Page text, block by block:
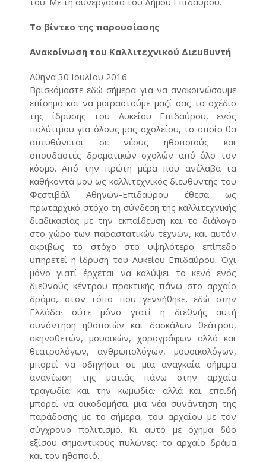
Το βίντεο της παρουσίασης
Ανακοίνωση του Καλλιτεχνικού Διευθυντή
Αθήνα 30 Ιουλίου 2016
Βρισκόμαστε εδώ σήμερα για να ανακοινώσουμε
επίσημα και να μοιραστούμε μαζί σας το σχέδιο
της ίδρυσης του Λυκείου Επιδαύρου, ενός
πολύτιμου για όλους μας σχολείου, το οποίο θα
απευθύνεται σε νέους ηθοποιούς και
σπουδαστές δραματικών σχολών από όλο τον
κόσμο. Από την πρώτη μέρα που ανέλαβα τα
καθήκοντά μου ως καλλιτεχνικός διευθυντής του
Φεστιβάλ Αθηνών-Επιδαύρου έθεσα ως
πρωταρχικό στόχο τη σύνδεση της καλλιτεχνικής
διαδικασίας με την εκπαίδευση και το διάλογο
στο χώρο των παραστατικών τεχνών, και αυτόν
ακριβώς το στόχο στο υψηλότερο επίπεδο
υπηρετεί η ίδρυση του Λυκείου Επιδαύρου. Όχι
μόνο γιατί έρχεται να καλύψει το κενό ενός
διεθνούς κέντρου πρακτικής πάνω στο αρχαίο
δράμα, στον τόπο που γεννήθηκε, εδώ στην
Ελλάδα· ούτε μόνο γιατί η διεθνής αυτή
συνάντηση ηθοποιών και δασκάλων θεάτρου,
σκηνοθετών, μουσικών, χορογράφων αλλά και
θεατρολόγων, ανθρωπολόγων, μουσικολόγων,
μπορεί να οδηγήσει σε μια αναγκαία σήμερα
ανανέωση της ματιάς πάνω στην αρχαία
τραγωδία και την κωμωδία· αλλά και επειδή
μπορεί να οικοδομήσει μια νέα συνάντηση της
παράδοσης με το σήμερα, του αρχαίου με τον
σύγχρονο πολιτισμό. Κι αυτό με όχημα δύο
εξίσου σημαντικούς πυλώνες: το αρχαίο δράμα
και τον ηθοποιό.